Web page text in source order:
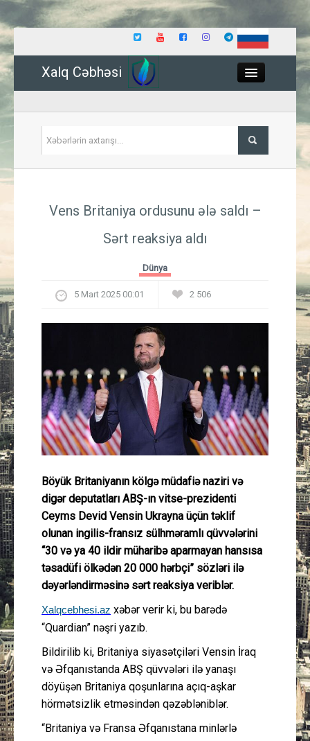
Xalq Cəbhəsi
İqtisadiyyat
Güney Azərbaycan
Müsahibə
İdman
Gündəm
Cəmiyyət
Peşə etikası
Əlaqə
Vens Britaniya ordusunu ələ saldı –
Sərt reaksiya aldı
Dünya
5 Mart 2025 00:01 2 506
Böyük Britaniyanın kölgə müdafiə naziri və
digər deputatları ABŞ-ın vitse-prezidenti
Ceyms Devid Vensin Ukrayna üçün təklif
olunan ingilis-fransız sülhməramlı qüvvələrini
“30 və ya 40 ildir müharibə aparmayan hansısa
təsadüfi ölkədən 20 000 hərbçi” sözləri ilə
dəyərləndirməsinə sərt reaksiya veriblər.
Xalqcebhesi.az xəbər verir ki, bu barədə
“Quardian” nəşri yazıb.
Bildirilib ki, Britaniya siyasətçiləri Vensin İraq
və Əfqanıstanda ABŞ qüvvələri ilə yanaşı
döyüşən Britaniya qoşunlarına açıq-aşkar
hörmətsizlik etməsindən qəzəbləniblər.
“Britaniya və Fransa Əfqanıstana minlərlə